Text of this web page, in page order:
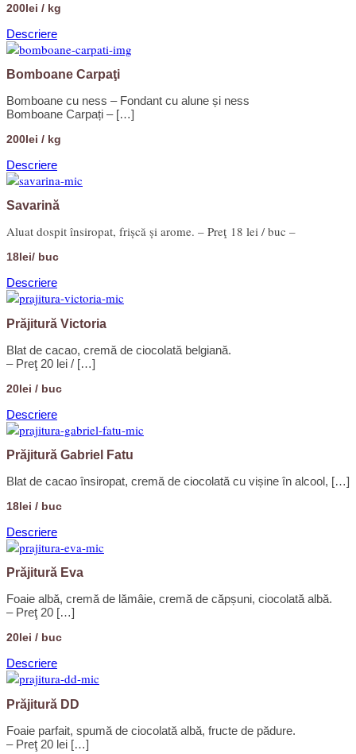
200lei / kg
Descriere
Bomboane Carpaţi
Bomboane cu ness – Fondant cu alune și ness
Bomboane Carpați – […]
200lei / kg
Descriere
Savarină
Aluat dospit însiropat, frișcă și arome. – Preţ 18 lei / buc –
18lei/ buc
Descriere
Prăjitură Victoria
Blat de cacao, cremă de ciocolată belgiană.
– Preţ 20 lei / […]
20lei / buc
Descriere
Prăjitură Gabriel Fatu
Blat de cacao însiropat, cremă de ciocolată cu vișine în alcool, […]
18lei / buc
Descriere
Prăjitură Eva
Foaie albă, cremă de lămâie, cremă de căpșuni, ciocolată albă.
– Preţ 20 […]
20lei / buc
Descriere
Prăjitură DD
Foaie parfait, spumă de ciocolată albă, fructe de pădure.
– Preţ 20 lei […]